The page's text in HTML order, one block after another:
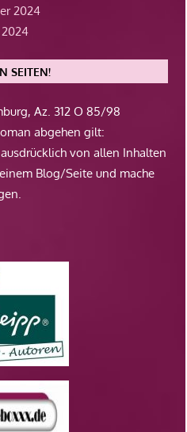
2024
SEITEN!
Az. 312 O 85/98
abgehen gilt:
von allen Inhalten
Blog/Seite und mache